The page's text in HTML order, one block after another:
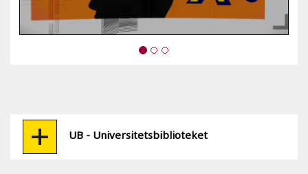
UB - Universitetsbiblioteket